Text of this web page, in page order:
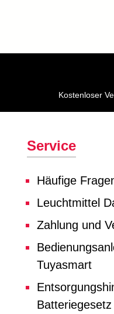
Kostenloser
Service
Häufige
Leuchtmittel
Zahlung und
Tuyasmart
Batteriegesetz